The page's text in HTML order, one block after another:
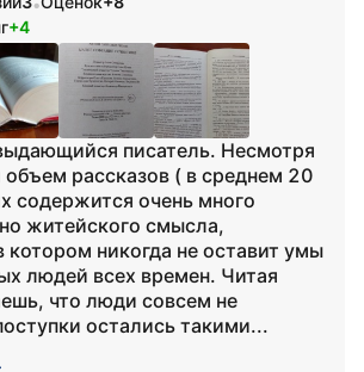
•
+4
писатель. Несмотря
рассказов ( в среднем 20
содержится очень много
житейского смысла,
котором никогда не оставит умы
людей всех времен. Читая
что люди совсем не
остались такими...